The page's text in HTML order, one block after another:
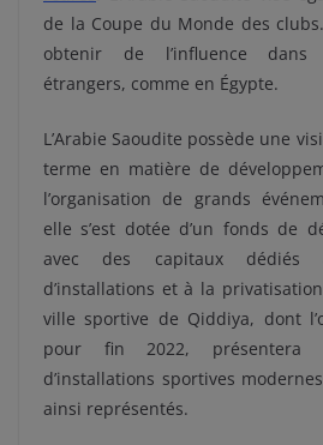
de la Coupe du Monde des
obtenir de l’influence dans
étrangers, comme en Égypte.
L’Arabie Saoudite possède une
terme en matière de
l’organisation de grands
elle s’est dotée d’un fonds de
avec des capitaux dédiés
d’installations et à la
ville sportive de Qiddiya, dont
pour fin 2022, présentera
d’installations sportives
ainsi représentés.